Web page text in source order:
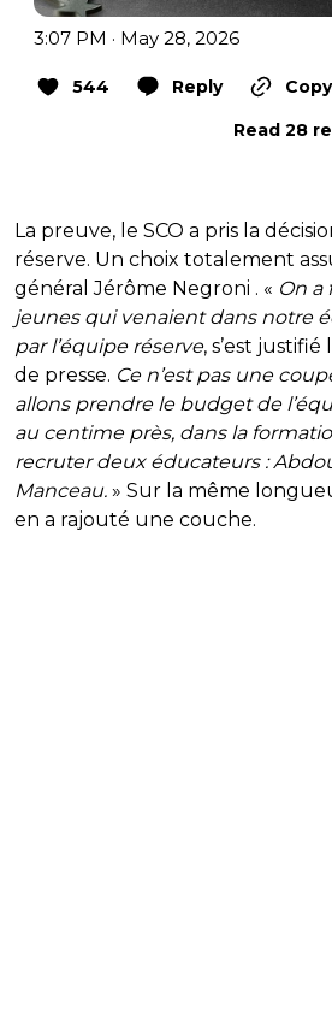
3:07 PM · May 28, 2026
544 Reply
Read 28
La preuve, le SCO a pris la
réserve. Un choix totalement
général Jérôme Negroni . « On a
jeunes qui venaient dans notre
par l’équipe réserve, s’est
de presse. Ce n’est pas une
allons prendre le budget de
au centime près, dans la
recruter deux éducateurs :
Manceau. » Sur la même
en a rajouté une couche.